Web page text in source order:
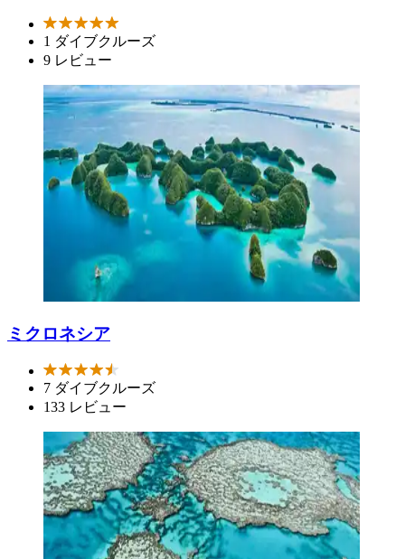
1 ダイブクルーズ
9 レビュー
ミクロネシア
7 ダイブクルーズ
133 レビュー